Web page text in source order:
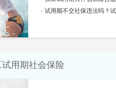
试用期不交社保违法吗？
试用期社会保险